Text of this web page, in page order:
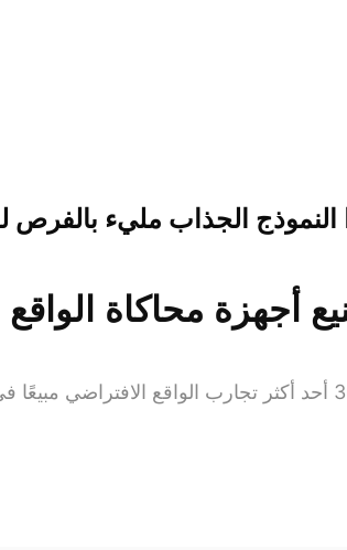
النموذج الجذاب مليء
يُعد كرسي الواقع الافتراضي 360 أحد أكثر تجارب